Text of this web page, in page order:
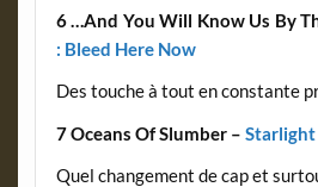
6 …And You Will Know Us By
: Bleed Here Now
Des touche à tout en constante
7 Oceans Of Slumber – Starlight
Quel changement de cap et